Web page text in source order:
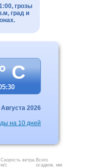
грозы
град и
C
Августа 2026
на 10 дней
Скорость ветра.
м/с
Всего
осадков, мм